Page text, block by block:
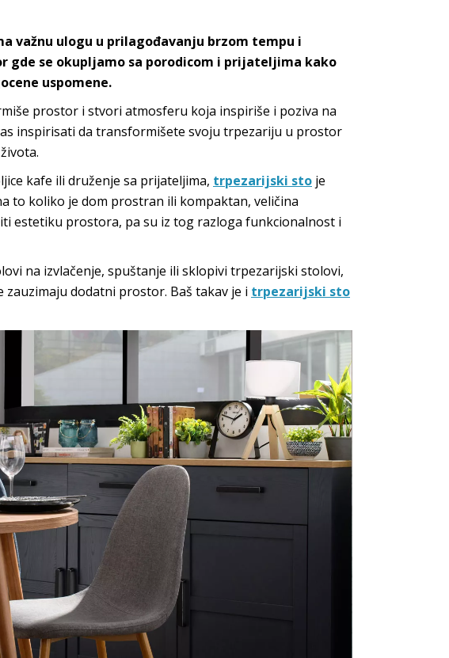
važnu ulogu u prilagođavanju brzom tempu i
gde se okupljamo sa porodicom i prijateljima kako
uspomene.
prostor i stvori atmosferu koja inspiriše i poziva na
inspirisati da transformišete svoju trpezariju u prostor
kafe ili druženje sa prijateljima, trpezarijski sto je
to koliko je dom prostran ili kompaktan, veličina
estetiku prostora, pa su iz tog razloga funkcionalnost i
na izvlačenje, spuštanje ili sklopivi trpezarijski stolovi,
dodatni prostor. Baš takav je i trpezarijski sto